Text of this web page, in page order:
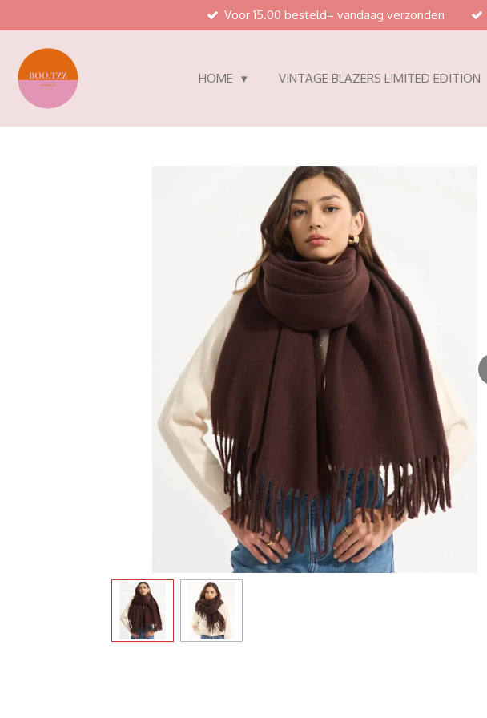
direct
naar
de
hoofdinhoud
Voor 15.00 besteld= vandaag verzonden
HOME VINTAGE BLAZERS LIMITED EDITION